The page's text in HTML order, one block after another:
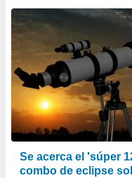
Se acerca el 'súper
combo de eclipse